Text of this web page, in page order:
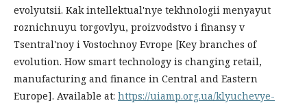
evolyutsii. Kak intellektual'nye tekhnologii menyayut
roznichnuyu torgovlyu, proizvodstvo i finansy v
Tsentral'noy i Vostochnoy Evrope [Key branches of
evolution. How smart technology is changing retail,
manufacturing and finance in Central and Eastern
Europe]. Available at: https://uiamp.org.ua/klyuchevye-